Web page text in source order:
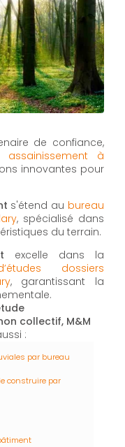
de confiance,
à
innovantes pour
s'étend au bureau
, spécialisé dans
du terrain.
excelle dans la
dossiers
, garantissant la
collectif, M&M
:
par bureau
construire par